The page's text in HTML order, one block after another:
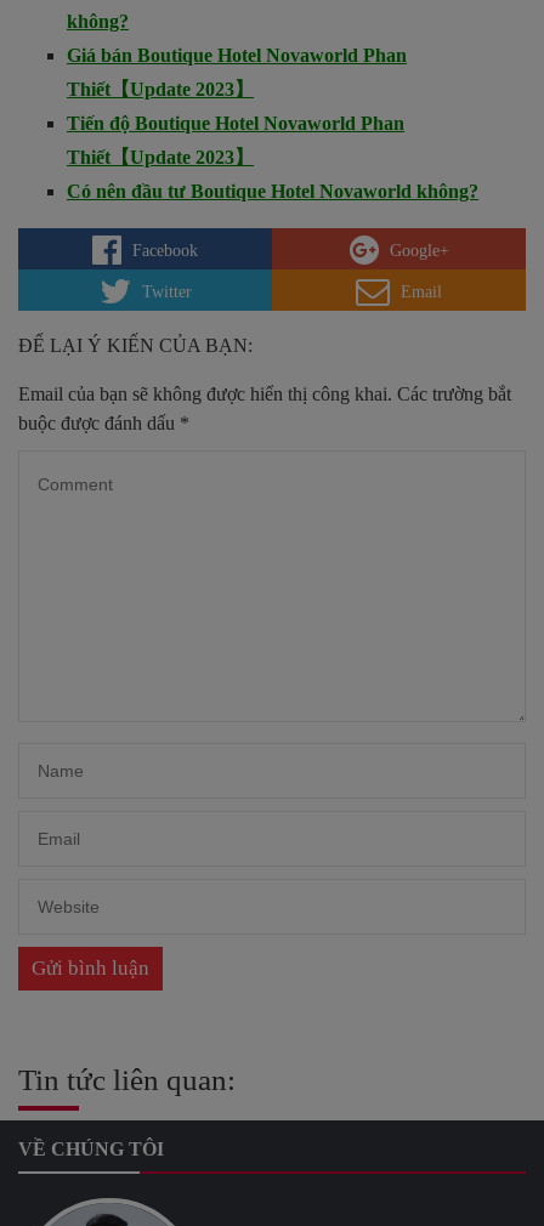
không?
Giá bán Boutique Hotel Novaworld Phan
Thiết【Update 2023】
Tiến độ Boutique Hotel Novaworld Phan
Thiết【Update 2023】
Có nên đầu tư Boutique Hotel Novaworld không?
Facebook Google+
Twitter Email
ĐỂ LẠI Ý KIẾN CỦA BẠN:
Email của bạn sẽ không được hiển thị công khai. Các trường bắt
buộc được đánh dấu *
Tin tức liên quan:
VỀ CHÚNG TÔI